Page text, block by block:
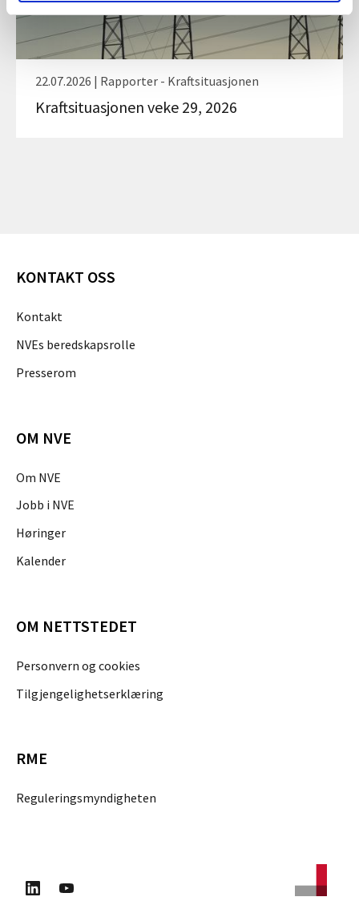
22.07.2026 | Rapporter - Kraftsituasjonen
Kraftsituasjonen veke 29, 2026
KONTAKT OSS
Kontakt
NVEs beredskapsrolle
Presserom
OM NVE
Om NVE
Jobb i NVE
Høringer
Kalender
OM NETTSTEDET
Personvern og cookies
Tilgjengelighetserklæring
RME
Reguleringsmyndigheten